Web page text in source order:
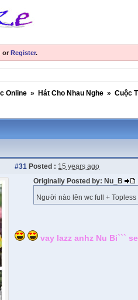
or Register.
Online » Hát Cho Nhau Nghe » Cuộc
#31 Posted : 15 years ago
Originally Posted by: Nu_B
Người nào lên wc full +
vay lazz anhz Nu Bi```